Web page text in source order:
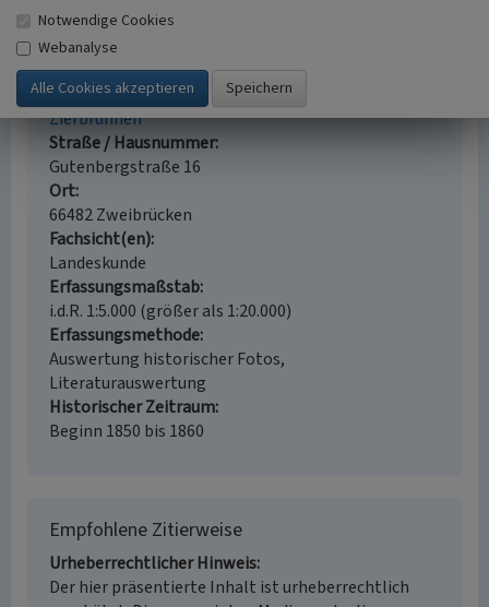
Brunnenfragmente Landgestüt Zweibrücken
Schlagwörter
Zierbrunnen
Straße / Hausnummer
Gutenbergstraße 16
Ort
66482 Zweibrücken
Fachsicht(en)
Landeskunde
Erfassungsmaßstab
i.d.R. 1:5.000 (größer als 1:20.000)
Erfassungsmethode
Auswertung historischer Fotos,
Literaturauswertung
Historischer Zeitraum
Beginn 1850 bis 1860
Empfohlene Zitierweise
Urheberrechtlicher Hinweis
Der hier präsentierte Inhalt ist urheberrechtlich
Notwendige Cookies
Webanalyse